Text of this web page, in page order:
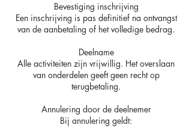
Bevestiging inschrijving
Een inschrijving is pas definitief na ontvangst
van de aanbetaling of het volledige bedrag.
Deelname
Alle activiteiten zijn vrijwillig. Het overslaan
van onderdelen geeft geen recht op
terugbetaling.
Annulering door de deelnemer
Bij annulering geldt: